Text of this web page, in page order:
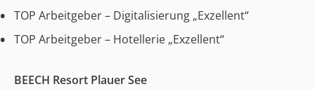
TOP Arbeitgeber – Digitalisierung „Exzellent“
TOP Arbeitgeber – Hotellerie „Exzellent“
BEECH Resort Plauer See